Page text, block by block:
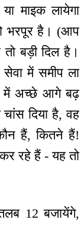
माइक लायेगा
भरपूर है। (आप
बड़ी दिल है।
में समीप ला
में अच्छे आगे बढ़
दिया है, वह
हैं, कितने हैं!
रहे हैं - यह तो
12 बजायेंगे,